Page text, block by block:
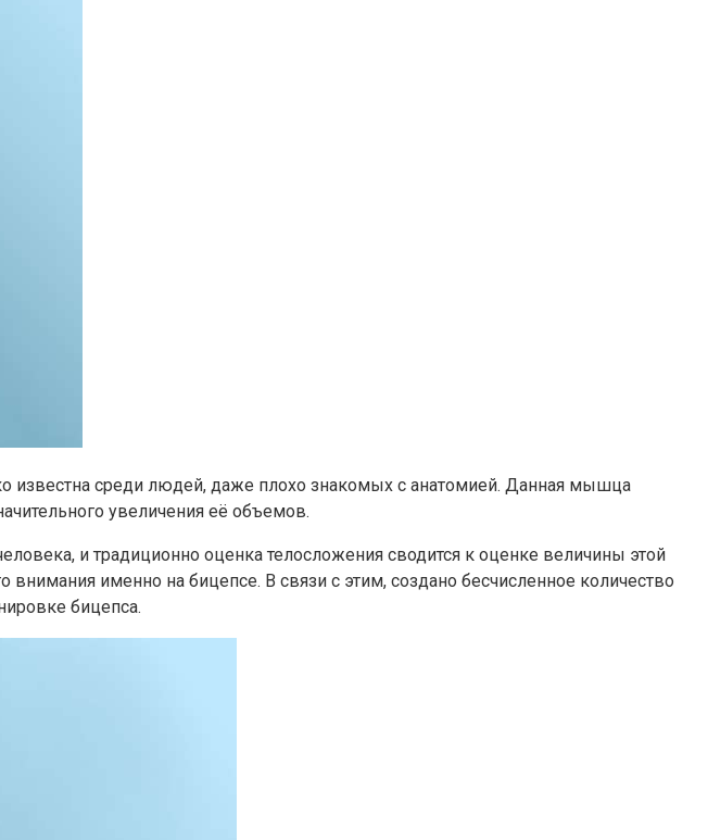
известна среди людей, даже плохо знакомых с анатомией. Данная мышца
увеличения её объемов.
и традиционно оценка телосложения сводится к оценке величины этой
именно на бицепсе. В связи с этим, создано бесчисленное количество
бицепса.